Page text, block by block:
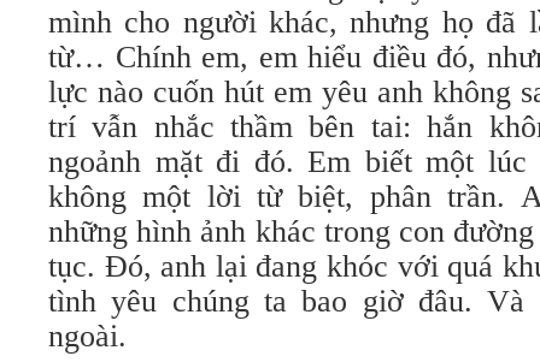
mình cho người khác, nhưng họ đã
từ… Chính em, em hiểu điều đó,
lực nào cuốn hút em yêu anh không
trí vẫn nhắc thầm bên tai: hắn
ngoảnh mặt đi đó. Em biết một
không một lời từ biệt, phân trần.
những hình ảnh khác trong con
tục. Đó, anh lại đang khóc với quá
tình yêu chúng ta bao giờ đâu.
ngoài.